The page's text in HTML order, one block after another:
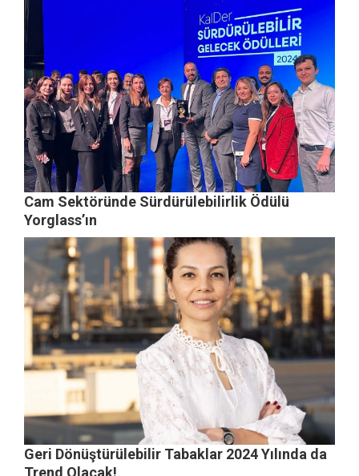
Cam Sektöründe Sürdürülebilirlik Ödülü
Yorglass’ın
Geri Dönüştürülebilir Tabaklar 2024 Yılında da
Trend Olacak!